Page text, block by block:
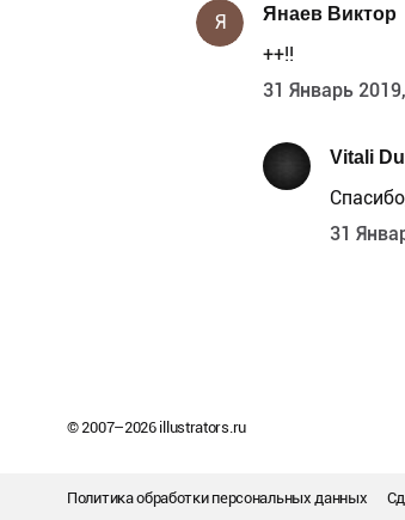
Я Янаев Виктор
++!!
31 Январь
Vitali
31
© 2007–2026illustrators.ru
Политика обработки персональных данных